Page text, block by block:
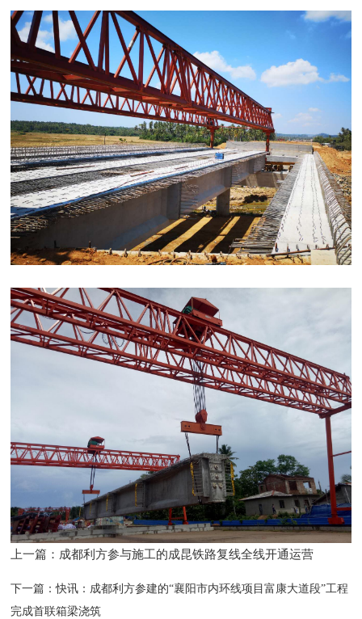
上一篇： 成都利方参与施工的成昆铁路复线全线开通运营
下一篇：快讯：成都利方参建的“襄阳市内环线项目富康大道段”工程
完成首联箱梁浇筑